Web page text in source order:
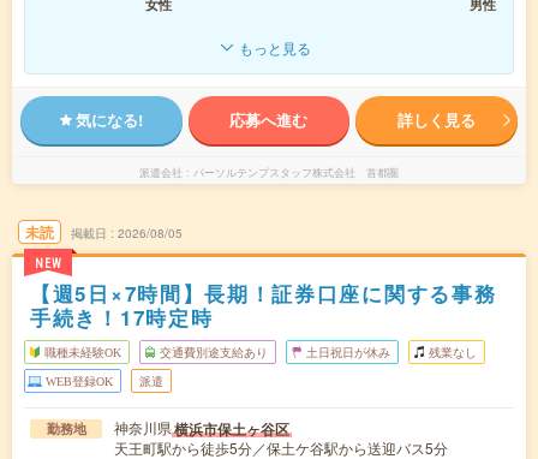
女性
男性
もっと見る
気になる! 応募へ進む 詳しく見る
派遣会社 パーソルテンプスタッフ株式会社 首都圏
未読
NEW
掲載日 2026/08/05
【週5日×7時間】長期！証券口座に関する事務
手続き！17時定時
職種未経験OK 交通費別途支給あり 土日祝日が休み 残業なし
WEB登録OK 派遣
勤務地 神奈川県横浜市保土ヶ谷区
天王町駅から徒歩5分／保土ケ谷駅から送迎バス5分